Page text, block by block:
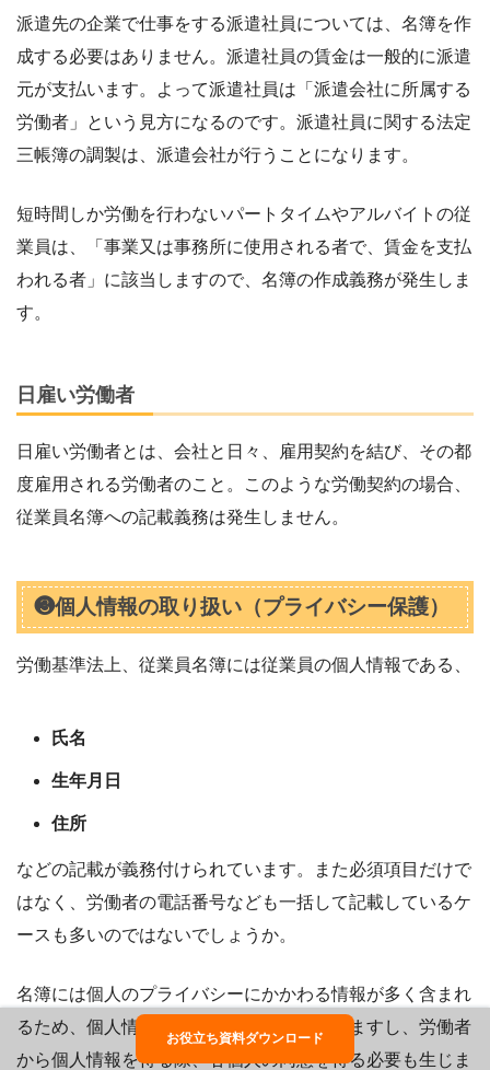
派遣先の企業で仕事をする派遣社員については、名簿を作
成する必要はありません。派遣社員の賃金は一般的に派遣
元が支払います。よって派遣社員は「派遣会社に所属する
労働者」という見方になるのです。派遣社員に関する法定
三帳簿の調製は、派遣会社が行うことになります。
短時間しか労働を行わないパートタイムやアルバイトの従
業員は、「事業又は事務所に使用される者で、賃金を支払
われる者」に該当しますので、名簿の作成義務が発生しま
す。
日雇い労働者
日雇い労働者とは、会社と日々、雇用契約を結び、その都
度雇用される労働者のこと。このような労働契約の場合、
従業員名簿への記載義務は発生しません。
❸個人情報の取り扱い（プライバシー保護）
労働基準法上、従業員名簿には従業員の個人情報である、
氏名
生年月日
住所
などの記載が義務付けられています。また必須項目だけで
はなく、労働者の電話番号なども一括して記載しているケ
ースも多いのではないでしょうか。
名簿には個人のプライバシーにかかわる情報が多く含まれ
るため、個人情報保護法の適用対象となりますし、労働者
から個人情報を得る際、各個人の同意を得る必要も生じま
お役立ち資料ダウンロード